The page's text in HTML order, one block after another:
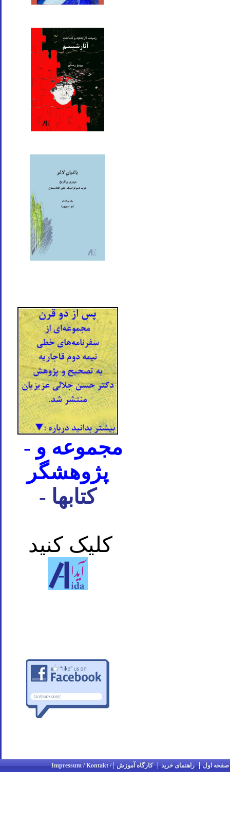
- مجموعه و
پژوهشگر
- کتابها
کلیک کنید
صفحه اول راهنمای خرید کارگاه آموزش